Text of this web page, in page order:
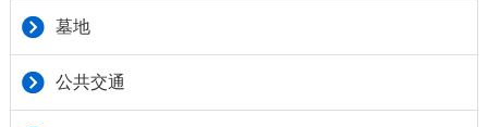
墓地
公共交通